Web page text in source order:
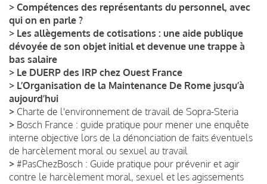
> Compétences des représentants du personnel, avec
qui on en parle ?
> Les allègements de cotisations : une aide publique
dévoyée de son objet initial et devenue une trappe à
bas salaire
> Le DUERP des IRP chez Ouest France
> L’Organisation de la Maintenance De Rome jusqu’à
aujourd’hui
> Charte de l'environnement de travail de Sopra-Steria
> Bosch France : guide pratique pour mener une enquête
interne objective lors de la dénonciation de faits éventuels
de harcèlement moral ou sexuel au travail
> #PasChezBosch : Guide pratique pour prévenir et agir
contre le harcèlement moral, sexuel et les agissements